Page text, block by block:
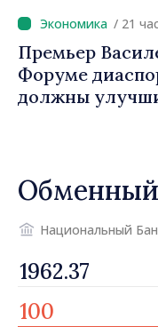
вносит вклад в
продвижение
Республики
/ 21
Премьер
Форуме
должны
Национальный